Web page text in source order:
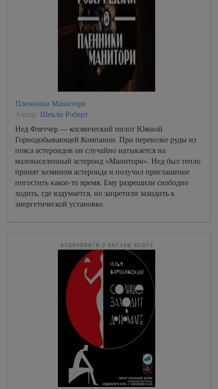
Пленники Манитори
Автор: Шекли Роберт
Нед Флетчер — космический пилот Южной
Горнодобывающей Компании. При перевозке руды из
пояса астероидов он случайно натыкается на
малонаселенный астероид «Манитори». Нед был тепло
принят хозяином астероида и получил приглашение
погостить какое-то время. Ему разрешили свободно
ходить, где вздумается, но запретили заходить к
энергетической установке.